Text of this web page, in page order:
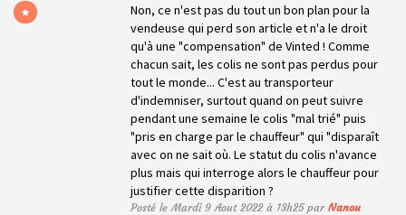
Non, ce n'est pas du tout un bon plan pour la
vendeuse qui perd son article et n'a le droit
qu'à une "compensation" de Vinted ! Comme
chacun sait, les colis ne sont pas perdus pour
tout le monde... C'est au transporteur
d'indemniser, surtout quand on peut suivre
pendant une semaine le colis "mal trié" puis
"pris en charge par le chauffeur" qui "disparaît
avec on ne sait où. Le statut du colis n'avance
plus mais qui interroge alors le chauffeur pour
justifier cette disparition ?
Posté le Mardi 9 Aout 2022 à 13h25 parNanou